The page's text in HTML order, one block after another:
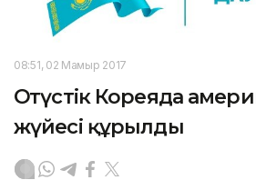
08:51, 02 Мамыр 2017
Оңтүстік Кореяда
жүйесі құрылды